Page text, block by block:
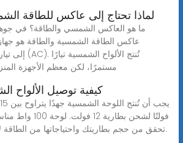
لماذا تحتاج إلى عاكس للطاقة
عاكس الطاقة الشمسية والطاقة هو جهاز
مستمرًا، لكن معظم الأجهزة
كيفية توصيل الألواح
فولتًا لشحن
تحقق من حجم بطاريتك واحتياجاتها من الطاقة لاختيار اللوحة المناسبة.